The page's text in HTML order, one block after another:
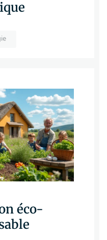
éco-